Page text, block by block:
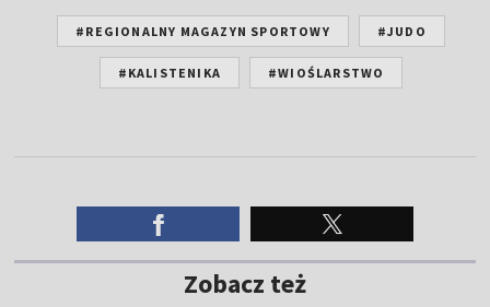
#REGIONALNY MAGAZYN SPORTOWY #JUDO
#KALISTENIKA #WIOŚLARSTWO
Zobacz też